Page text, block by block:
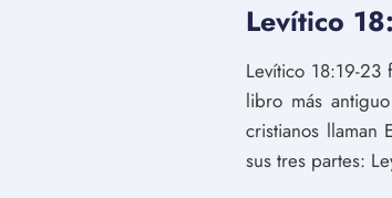
Levítico
Levítico 18:19-
libro más
cristianos llaman
sus tres partes: